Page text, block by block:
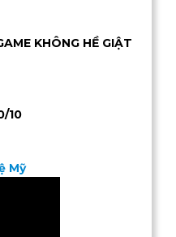
KHÔNG HỀ GIẬT
10
Mỹ